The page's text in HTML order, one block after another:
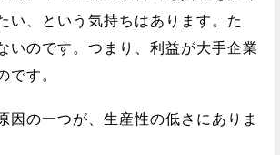
い、という気持ちはあります。た
いのです。つまり、利益が大手企業
です。
因の一つが、生産性の低さにありま